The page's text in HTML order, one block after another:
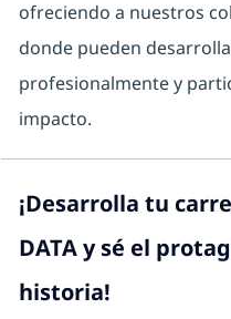
ofreciendo a nuestros
donde pueden
profesionalmente y
impacto.
¡Desarrolla tu
DATA y sé el
historia!